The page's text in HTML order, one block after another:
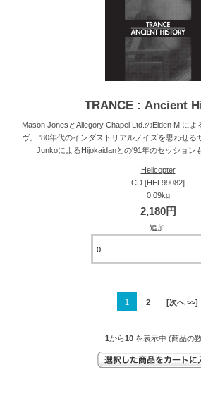
TRANCE : Ancient
Mason JonesとAllegory Chapel Ltd.のElden M.に
ヴ。 '80年代のインダストリアルノイズを思わせる
JunkoによるHijokaidanとの'91年のセッション
Helicopter
CD [HEL99082]
0.09kg
2,180円
追加:
1 2 [次へ >>]
1から10 を表示中 (商品の